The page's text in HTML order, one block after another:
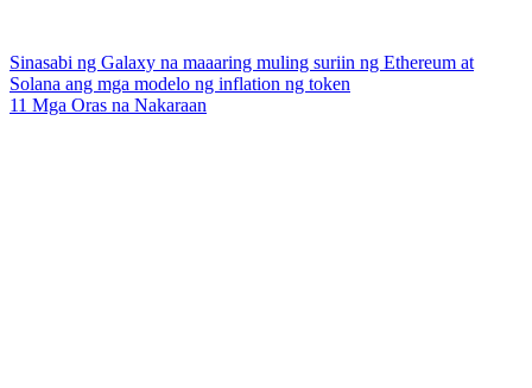
Sinasabi ng Galaxy na maaaring muling suriin ng Ethereum at
Solana ang mga modelo ng inflation ng token
11 Mga Oras na Nakaraan